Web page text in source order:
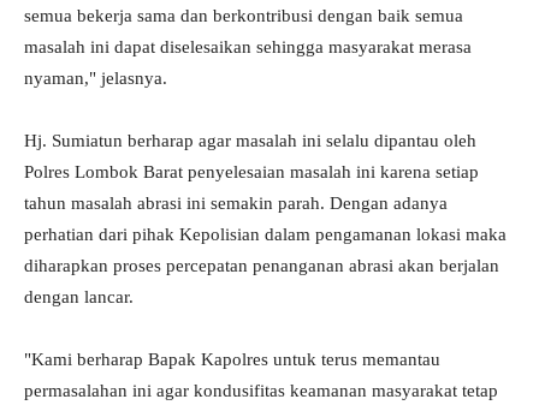
semua bekerja sama dan berkontribusi dengan baik semua
masalah ini dapat diselesaikan sehingga masyarakat merasa
nyaman," jelasnya.
Hj. Sumiatun berharap agar masalah ini selalu dipantau oleh
Polres Lombok Barat penyelesaian masalah ini karena setiap
tahun masalah abrasi ini semakin parah. Dengan adanya
perhatian dari pihak Kepolisian dalam pengamanan lokasi maka
diharapkan proses percepatan penanganan abrasi akan berjalan
dengan lancar.
"Kami berharap Bapak Kapolres untuk terus memantau
permasalahan ini agar kondusifitas keamanan masyarakat tetap